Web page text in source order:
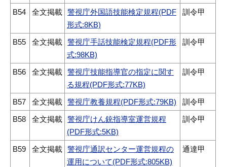
B54 全文掲載 警視庁外国語技能検定規程(PDF
形式:8KB)
訓令甲
B55 全文掲載 警視庁手話技能検定規程(PDF形
式:98KB)
訓令甲
B56 全文掲載 警視庁技能指導官の指定に関す
る規程(PDF形式:77KB)
訓令甲
B57 全文掲載 警視庁教養規程(PDF形式:79KB)
訓令甲
B58
全文掲載 警視庁けん銃指導室運営規程
(PDF形式:5KB)
訓令甲
B59 全文掲載 警視庁通訳センター運営規程の
運用について(PDF形式:805KB)
通達甲